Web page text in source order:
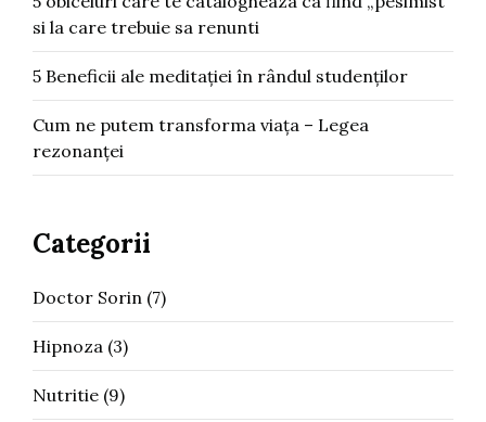
si la care trebuie sa renunti
5 Beneficii ale meditației în rândul studenților
Cum ne putem transforma viața – Legea
rezonanței
Categorii
Doctor Sorin (7)
Hipnoza (3)
Nutritie (9)